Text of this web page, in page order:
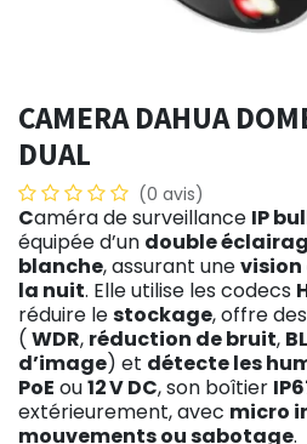
CAMERA DAHUA
DUAL
(0 avis)
Caméra de surveillance IP
équipée d’un double
blanche, assurant unevision
la nuit. Elle utilise les codecs
réduire lestockage, offre des
( WDR, réduction de bruit,
d’image) et détecte les
PoE ou12 V DC, son boîtier
extérieurement, avec micro
mouvements ou sabotage.